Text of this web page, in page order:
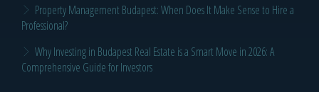
Property Management Budapest: When Does It Make Sense to Hire a
Professional?
Why Investing in Budapest Real Estate is a Smart Move in 2026: A
Comprehensive Guide for Investors